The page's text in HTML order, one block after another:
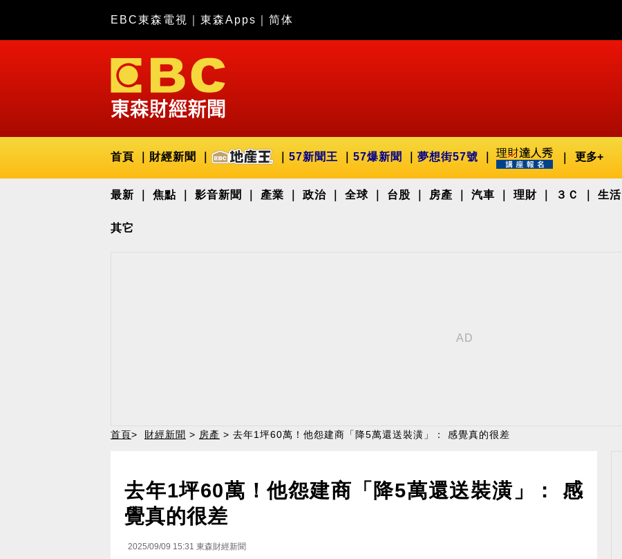
EBC東森電視 東森Apps 简体
首頁 財經新聞 57新聞王 57爆新聞 夢想街57號 更多+
最新 焦點 影音新聞 產業 政治 全球 台股 房產 汽車 理財 ３Ｃ 生活
其它
首頁> 財經新聞 > 房產 > 去年1坪60萬！他怨建商「降5萬還送裝潢」： 感覺真的很差
去年1坪60萬！他怨建商「降5萬還送裝潢」： 感
覺真的很差
2025/09/09 15:31 東森財經新聞